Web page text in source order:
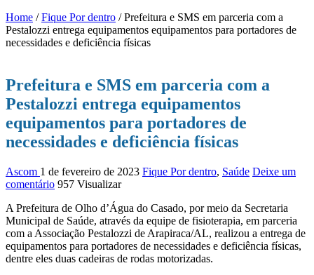
Home / Fique Por dentro / Prefeitura e SMS em parceria com a
Pestalozzi entrega equipamentos equipamentos para portadores de
necessidades e deficiência físicas
Prefeitura e SMS em parceria com a
Pestalozzi entrega equipamentos
equipamentos para portadores de
necessidades e deficiência físicas
Ascom 1 de fevereiro de 2023 Fique Por dentro, Saúde Deixe um
comentário 957 Visualizar
A Prefeitura de Olho d’Água do Casado, por meio da Secretaria
Municipal de Saúde, através da equipe de fisioterapia, em parceria
com a Associação Pestalozzi de Arapiraca/AL, realizou a entrega de
equipamentos para portadores de necessidades e deficiência físicas,
dentre eles duas cadeiras de rodas motorizadas.